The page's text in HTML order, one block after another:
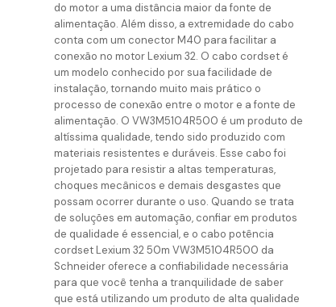
do motor a uma distância maior da fonte de
alimentação. Além disso, a extremidade do cabo
conta com um conector M40 para facilitar a
conexão no motor Lexium 32. O cabo cordset é
um modelo conhecido por sua facilidade de
instalação, tornando muito mais prático o
processo de conexão entre o motor e a fonte de
alimentação. O VW3M5104R500 é um produto de
altíssima qualidade, tendo sido produzido com
materiais resistentes e duráveis. Esse cabo foi
projetado para resistir a altas temperaturas,
choques mecânicos e demais desgastes que
possam ocorrer durante o uso. Quando se trata
de soluções em automação, confiar em produtos
de qualidade é essencial, e o cabo potência
cordset Lexium 32 50m VW3M5104R500 da
Schneider oferece a confiabilidade necessária
para que você tenha a tranquilidade de saber
que está utilizando um produto de alta qualidade